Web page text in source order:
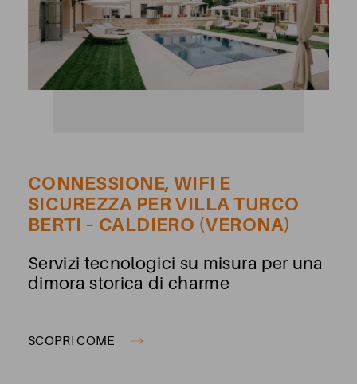
CONNESSIONE, WIFI E
SICUREZZA PER VILLA TURCO
BERTI – CALDIERO (VERONA)
Servizi tecnologici su misura per una
dimora storica di charme
SCOPRI COME